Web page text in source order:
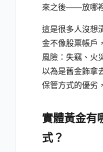
來之後——放哪
這是很多人沒想
金不像股票帳戶
風險：失竊、火
以為是舊金飾拿
保管方式的優劣
實體黃金有
式？